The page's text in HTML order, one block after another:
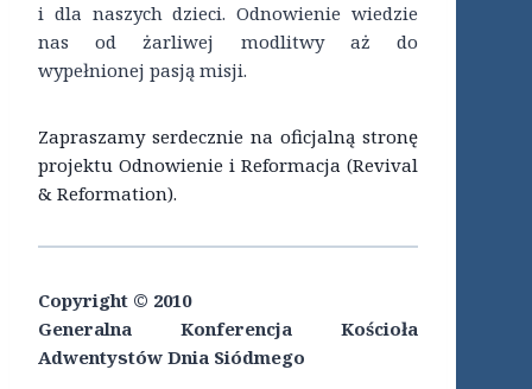
i dla naszych dzieci. Odnowienie wiedzie
nas od żarliwej modlitwy aż do
wypełnionej pasją misji.
Zapraszamy serdecznie na oficjalną stronę
projektu Odnowienie i Reformacja (Revival
& Reformation).
Copyright © 2010
Generalna Konferencja Kościoła
Adwentystów Dnia Siódmego